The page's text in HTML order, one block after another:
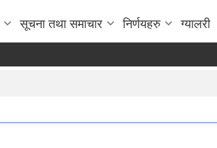
सूचना तथा समाचार निर्णयहरु ग्यालरी